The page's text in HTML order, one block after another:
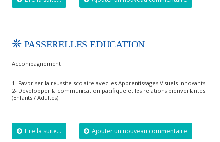
PASSERELLES EDUCATION
Accompagnement
1- Favoriser la réussite scolaire avec les Apprentissages Visuels Innovants
2- Développer la communication pacifique et les relations bienveillantes
(Enfants / Adultes)
Lire la suite... Ajouter un nouveau commentaire